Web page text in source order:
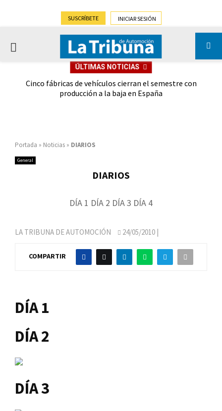
SUSCRÍBETE INICIAR SESIÓN
PRIMARY
ÚLTIMAS NOTICIAS
Cinco fábricas de vehículos cierran el semestre con
producción a la baja en España
Portada » Noticias » DIARIOS
General
DIARIOS
DÍA 1 DÍA 2 DÍA 3 DÍA 4
LA TRIBUNA DE AUTOMOCIÓN 24/05/2010 |
COMPARTIR
DÍA 1
DÍA 2
DÍA 3